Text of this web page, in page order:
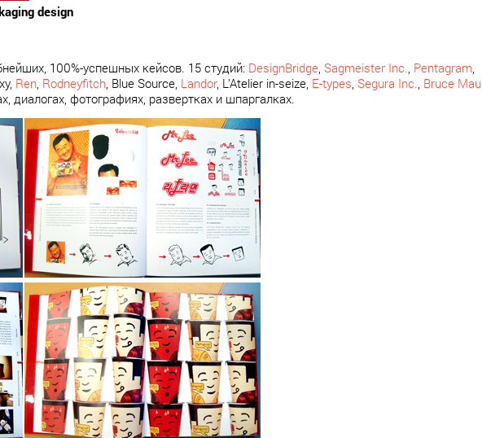
design
100%-успешных кейсов. 15 студий: DesignBridge Sagmeister Inc. Pentagram
Ren Rodneyfitch , Blue Source, Landor, L’Atelier in-seize, E-types Segura Inc. Bruce Mau
диалогах, фотографиях, развертках и шпаргалках.